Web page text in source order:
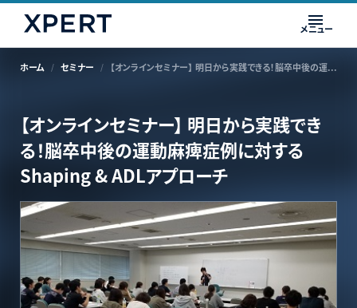
メニュー
ホーム セミナー 【オンラインセミナー】 ​明日から実践できる！脳卒中後の運動麻痺症例に対するShaping & ADLアプローチ
【オンラインセミナー】 ​明日から実践でき
る！脳卒中後の運動麻痺症例に対する
Shaping & ADLアプローチ